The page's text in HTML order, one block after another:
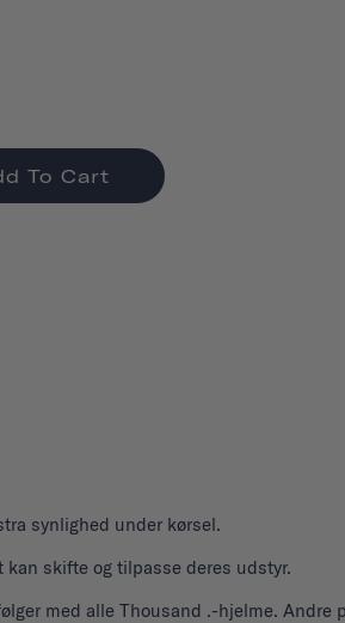
To Cart
synlighed under kørsel.
kan skifte og tilpasse deres udstyr.
med alle Thousand .-hjelme. Andre